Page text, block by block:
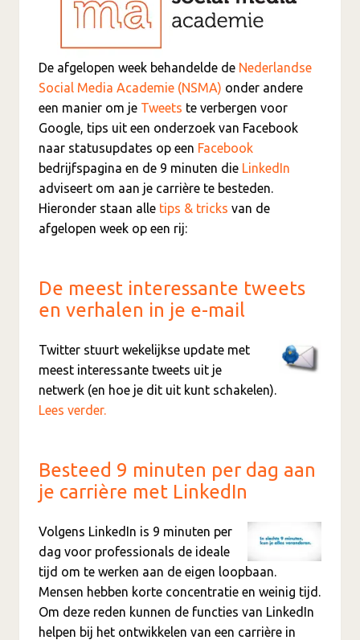
De afgelopen week behandelde de Nederlandse
Social Media Academie (NSMA) onder andere
een manier om je Tweets te verbergen voor
Google, tips uit een onderzoek van Facebook
naar statusupdates op een Facebook
bedrijfspagina en de 9 minuten die LinkedIn
adviseert om aan je carrière te besteden.
Hieronder staan alle tips & tricks van de
afgelopen week op een rij:
De meest interessante tweets
en verhalen in je e-mail
Twitter stuurt wekelijkse update met
meest interessante tweets uit je
netwerk (en hoe je dit uit kunt schakelen).
Lees verder.
Besteed 9 minuten per dag aan
je carrière met LinkedIn
Volgens LinkedIn is 9 minuten per
dag voor professionals de ideale
tijd om te werken aan de eigen loopbaan.
Mensen hebben korte concentratie en weinig tijd.
Om deze reden kunnen de functies van LinkedIn
helpen bij het ontwikkelen van een carrière in